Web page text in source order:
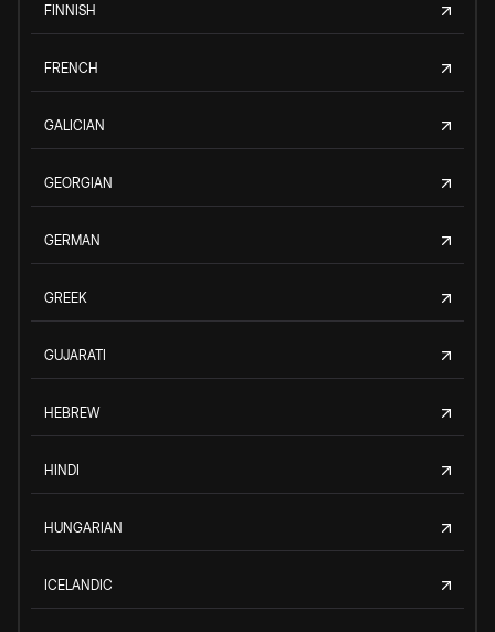
FINNISH
FRENCH
GALICIAN
GEORGIAN
GERMAN
GREEK
GUJARATI
HEBREW
HINDI
HUNGARIAN
ICELANDIC